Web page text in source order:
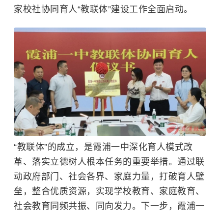
家校社协同育人“教联体”建设工作全面启动。
“教联体”的成立，是霞浦一中深化育人模式改
革、落实立德树人根本任务的重要举措。通过联
动政府部门、社会各界、家庭力量，打破育人壁
垒，整合优质资源，实现学校教育、家庭教育、
社会教育同频共振、同向发力。下一步，霞浦一